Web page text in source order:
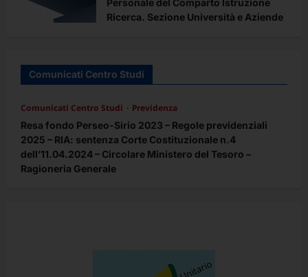
Personale del Comparto Istruzione
Ricerca. Sezione Università e Aziende
Comunicati Centro Studi
Comunicati Centro Studi
Previdenza
Resa fondo Perseo-Sirio 2023 – Regole previdenziali
2025 – RIA: sentenza Corte Costituzionale n.4
dell’11.04.2024 – Circolare Ministero del Tesoro –
Ragioneria Generale